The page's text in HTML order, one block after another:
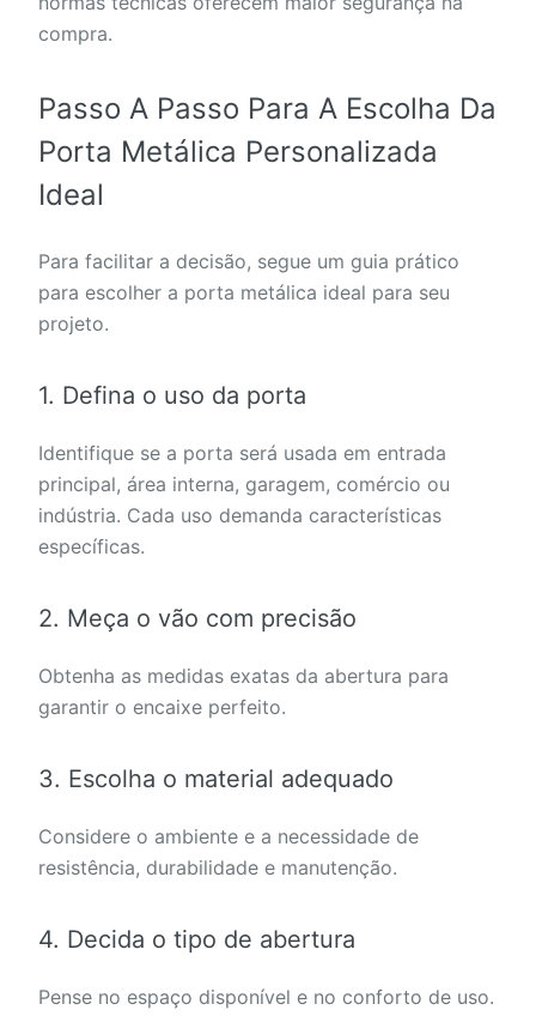
compra.
Passo A Passo Para A Escolha Da
Porta Metálica Personalizada
Ideal
Para facilitar a decisão, segue um guia prático
para escolher a porta metálica ideal para seu
projeto.
1. Defina o uso da porta
Identifique se a porta será usada em entrada
principal, área interna, garagem, comércio ou
indústria. Cada uso demanda características
específicas.
2. Meça o vão com precisão
Obtenha as medidas exatas da abertura para
garantir o encaixe perfeito.
3. Escolha o material adequado
Considere o ambiente e a necessidade de
resistência, durabilidade e manutenção.
4. Decida o tipo de abertura
Pense no espaço disponível e no conforto de uso.